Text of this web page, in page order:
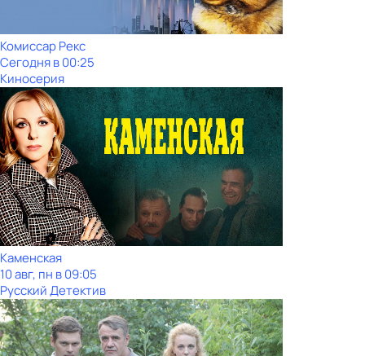
Комиссар Рекс
Сегодня в 00:25
Киносерия
Каменская
10 авг, пн в 09:05
Русский Детектив